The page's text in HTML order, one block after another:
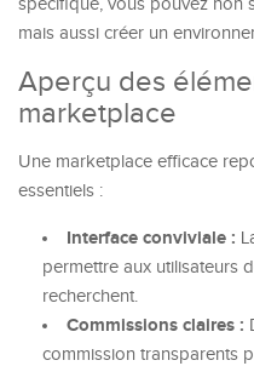
spécifique, vous pouvez non
mais aussi créer un
Aperçu des
marketplace
Une marketplace efficace
essentiels :
Interface conviviale :
permettre aux utilisateurs
recherchent.
Commissions claires :
commission transparents